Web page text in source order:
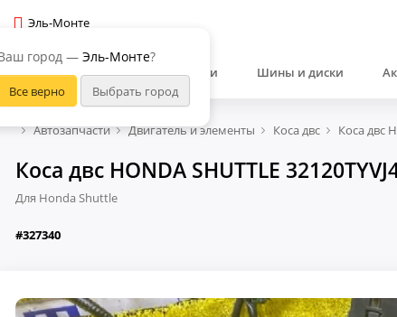
Эль-Монте
город — Эль-Монте?
Автозапчасти Шины и диски
Автозапчасти Двигатель и элементы Коса двс Коса двс
Коса двс HONDA SHUTTLE
Для Honda Shuttle
#327340